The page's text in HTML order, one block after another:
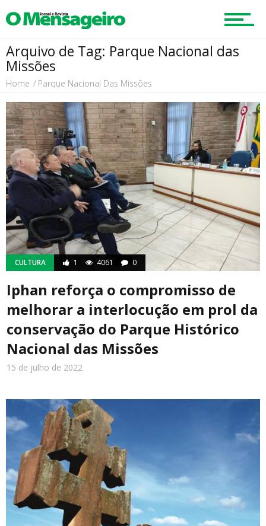
Mobilidade
Educação
Região
Esportes
Cultura
Turismo
Cidade
Meio Ambiente
Cotidiano
Arquivo de Tag: Parque Nacional das
Missões
Home Parque Nacional Das Missões
CULTURA 1 4061 0
Iphan reforça o compromisso de
melhorar a interlocução em prol da
conservação do Parque Histórico
Nacional das Missões
15 de julho de 2022